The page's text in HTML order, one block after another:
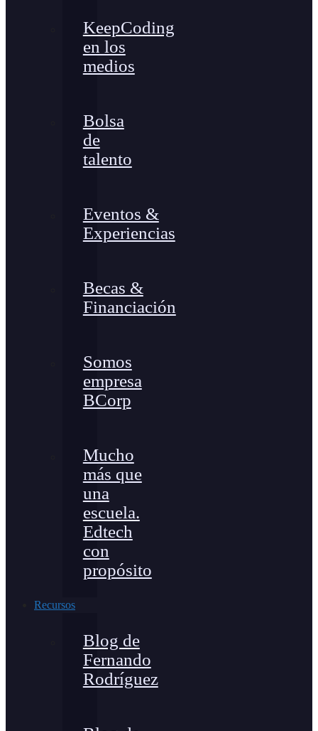
KeepCoding
en los
medios
Bolsa
de
talento
Eventos &
Experiencias
Becas &
Financiación
Somos
empresa
BCorp
Mucho
más que
una
escuela.
Edtech
con
propósito
Recursos
Blog de
Fernando
Rodríguez